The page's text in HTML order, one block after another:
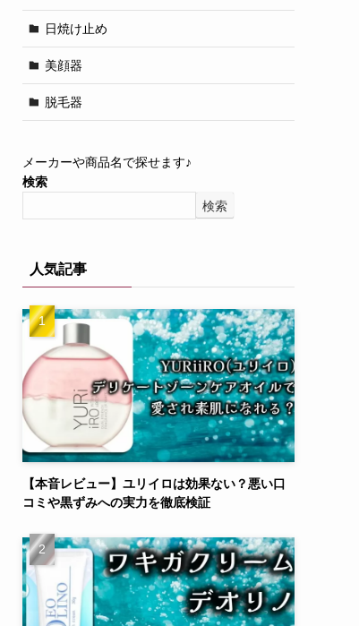
日焼け止め
美顔器
脱毛器
メーカーや商品名で探せます♪
検索
検索
人気記事
【本音レビュー】ユリイロは効果ない？悪い口
コミや黒ずみへの実力を徹底検証